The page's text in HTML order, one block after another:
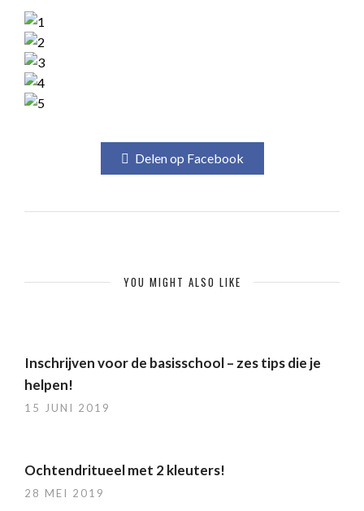
Delen op Facebook
YOU MIGHT ALSO LIKE
Inschrijven voor de basisschool – zes tips die je
helpen!
15 JUNI 2019
Ochtendritueel met 2 kleuters!
28 MEI 2019